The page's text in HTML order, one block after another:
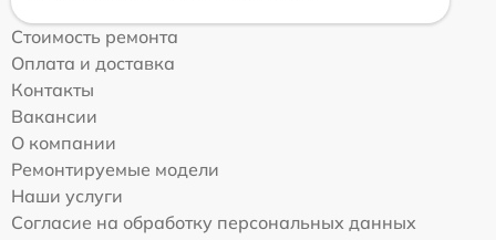
Стоимость ремонта
Оплата и доставка
Контакты
Вакансии
О компании
Ремонтируемые модели
Наши услуги
Согласие на обработку персональных данных